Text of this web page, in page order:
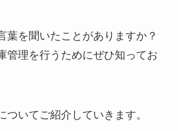
葉を聞いたことがありますか？
管理を行うためにぜひ知ってお
ついてご紹介していきます。